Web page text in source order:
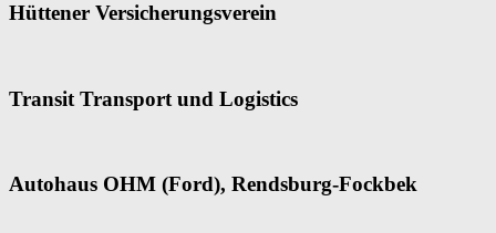
Hüttener Versicherungsverein
Transit Transport und Logistics
Autohaus OHM (Ford), Rendsburg-Fockbek